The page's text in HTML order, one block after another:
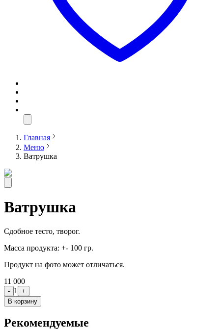
Главная
Меню
Ватрушка
Ватрушка
Сдобное тесто, творог.
Масса продукта: +- 100 гр.
Продукт на фото может отличаться.
11 000
- 1
+
В корзину
Рекомендуемые